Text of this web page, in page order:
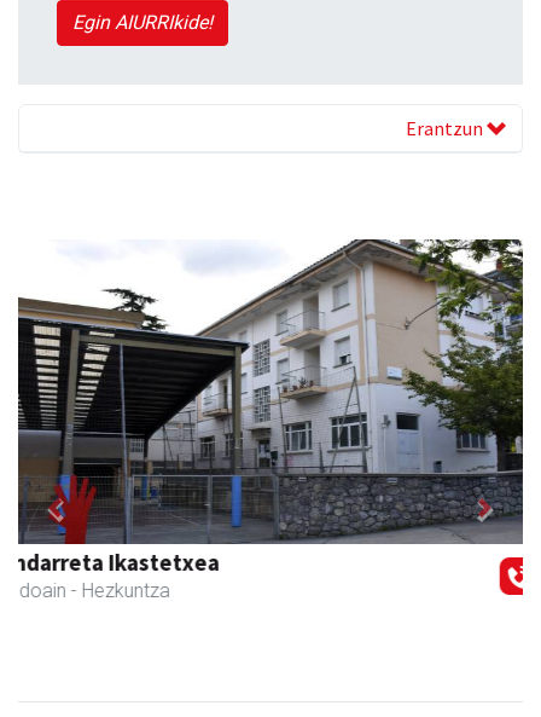
Egin AIURRIkide!
Erantzun
Stop liburu-denda
Andoain - Liburu-dendak
Previous Next